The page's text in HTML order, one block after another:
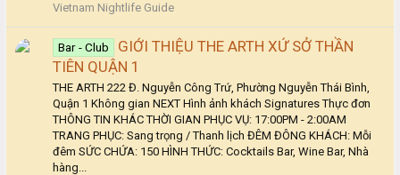
Vietnam Nightlife Guide
Bar - Club
GIỚI THIỆU THE ARTH XỨ SỞ THẦN
TIÊN QUẬN 1
THE ARTH 222 Đ. Nguyễn Công Trứ, Phường Nguyễn Thái Bình,
Quận 1 Không gian NEXT Hình ảnh khách Signatures Thực đơn
THÔNG TIN KHÁC THỜI GIAN PHỤC VỤ: 17:00PM - 2:00AM
TRANG PHỤC: Sang trọng / Thanh lịch ĐÊM ĐÔNG KHÁCH: Mỗi
đêm SỨC CHỨA: 150 HÌNH THỨC: Cocktails Bar, Wine Bar, Nhà
hàng...